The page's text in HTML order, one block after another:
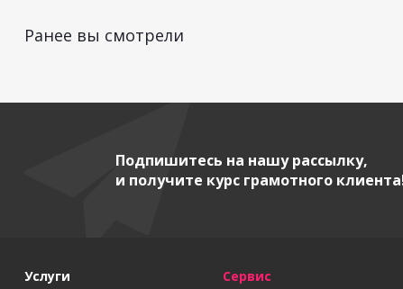
Ранее вы смотрели
Подпишитесь на нашу рассылку,
и получите курс грамотного
Услуги Сервис